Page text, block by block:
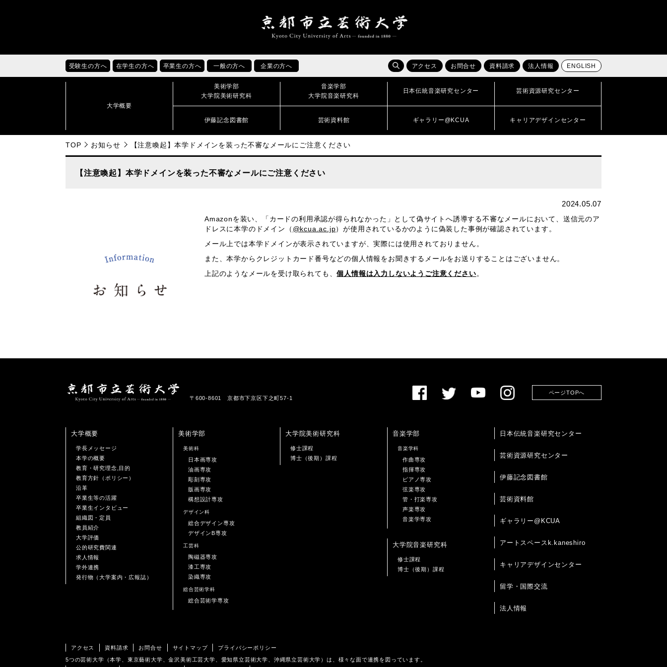
受験生の方へ 在学生の方へ 卒業生の方へ 一般の方へ 企業の方へ アクセス お問合せ 資料請求 法人情報 ENGLISH
大学概要
美術学部
大学院美術研究科
音楽学部
大学院音楽研究科
日本伝統音楽研究センター 芸術資源研究センター
伊藤記念図書館 芸術資料館 ギャラリー@KCUA キャリアデザインセンター
TOP お知らせ 【注意喚起】本学ドメインを装った不審なメールにご注意ください
【注意喚起】本学ドメインを装った不審なメールにご注意ください
2024.05.07
Amazonを装い、「カードの利用承認が得られなかった」として偽サイトへ誘導する不審なメールにおいて、送信元のア
ドレスに本学のドメイン（ @kcua.ac.jp）が使用されているかのように偽装した事例が確認されています。
メール上では本学ドメインが表示されていますが、実際には使用されておりません。
また、本学からクレジットカード番号などの個人情報をお聞きするメールをお送りすることはございません。
上記のようなメールを受け取られても、個人情報は入力しないようご注意ください 。
〒600-8601 京都市下京区下之町57-1
ページTOPへ
大学概要
学長メッセージ
本学の概要
教育・研究理念,目的
教育方針（ポリシー）
沿革
卒業生等の活躍
卒業生インタビュー
組織図・定員
教員紹介
大学評価
公的研究費関連
求人情報
学外連携
発行物（大学案内・広報誌）
美術学部
美術科
日本画専攻
油画専攻
彫刻専攻
版画専攻
構想設計専攻
デザイン科
総合デザイン専攻
デザインB専攻
工芸科
陶磁器専攻
漆工専攻
染織専攻
総合芸術学科
総合芸術学専攻
大学院美術研究科
修士課程
博士（後期）課程
音楽学部
音楽学科
作曲専攻
指揮専攻
ピアノ専攻
弦楽専攻
管・打楽専攻
声楽専攻
音楽学専攻
大学院音楽研究科
修士課程
博士（後期）課程
日本伝統音楽研究センター
芸術資源研究センター
伊藤記念図書館
芸術資料館
ギャラリー@KCUA
アートスペースk.kaneshiro
キャリアデザインセンター
留学・国際交流
法人情報
アクセス 資料請求 お問合せ サイトマップ
プライバシーポリシー
5つの芸術大学（本学、東京藝術大学、金沢美術工芸大学、愛知県立芸術大学、沖縄県立芸術大学）は、様々な面で連携を図っています。